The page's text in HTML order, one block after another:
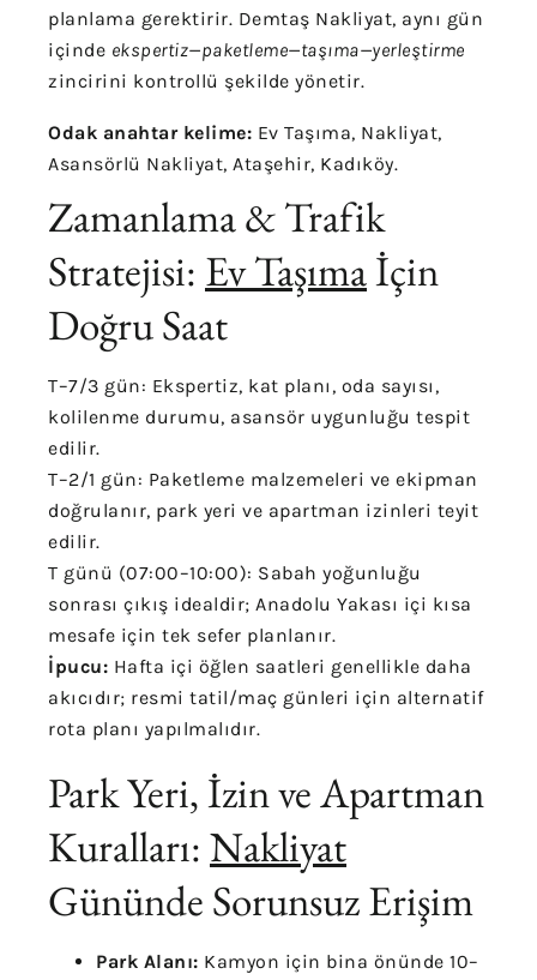
planlama gerektirir. Demtaş Nakliyat, aynı gün
içinde ekspertiz—paketleme—taşıma—yerleştirme
zincirini kontrollü şekilde yönetir.
Odak anahtar kelime: Ev Taşıma, Nakliyat,
Asansörlü Nakliyat, Ataşehir, Kadıköy.
Zamanlama & Trafik
Stratejisi: Ev Taşımaİçin
Doğru Saat
T–7/3 gün: Ekspertiz, kat planı, oda sayısı,
kolilenme durumu, asansör uygunluğu tespit
edilir.
T–2/1 gün: Paketleme malzemeleri ve ekipman
doğrulanır, park yeri ve apartman izinleri teyit
edilir.
T günü (07:00–10:00): Sabah yoğunluğu
sonrası çıkış idealdir; Anadolu Yakası içi kısa
mesafe için tek sefer planlanır.
İpucu: Hafta içi öğlen saatleri genellikle daha
akıcıdır; resmi tatil/maç günleri için alternatif
rota planı yapılmalıdır.
Park Yeri, İzin ve Apartman
Kuralları: Nakliyat
Gününde Sorunsuz Erişim
Park Alanı: Kamyon için bina önünde 10–